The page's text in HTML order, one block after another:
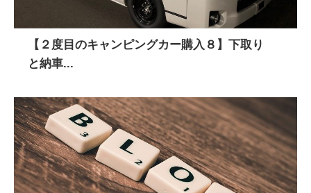
【２度目のキャンピングカー購入８】下取り
と納車...